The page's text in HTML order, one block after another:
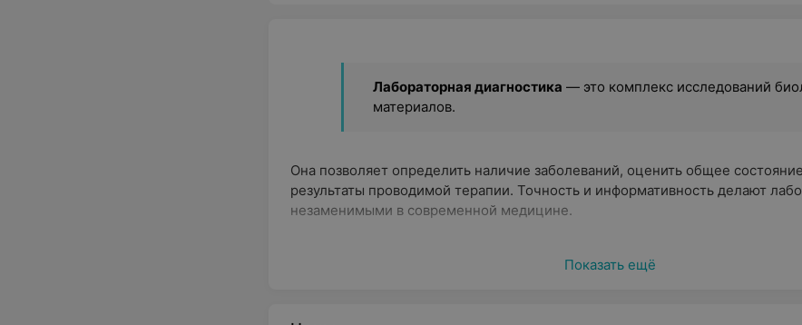
Лабораторная диагностика — это комплекс исследований
материалов.
Она позволяет определить наличие заболеваний, оценить общее
результаты проводимой терапии. Точность и информативность делают
незаменимыми в современной медицине.
Показать ещё